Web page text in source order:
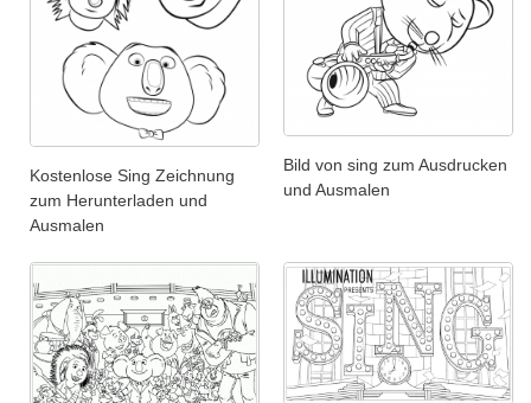
Kostenlose Sing Zeichnung
zum Herunterladen und
Ausmalen
Bild von sing zum Ausdrucken
und Ausmalen